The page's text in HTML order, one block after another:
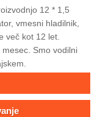
12 * 1,5
vmesni hladilnik,
več kot 12 let.
Smo vodilni